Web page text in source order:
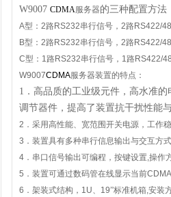
W9007 CDMA服务器的三种配置方法
A型： 2路RS232串行信号， 2路RS422/
B型： 2路RS232串行信号， 2路RS422/
C型： 1路RS232串行信号， 1路RS422/
W9007CDMA服务器装置的特点：
1 ．高品质的工业级元件，高水准
调节器件，提高了装置抗干扰性能
2 ．采用高性能、宽范围开关电源，工作
3 ．装置具有多种串行信息输出与交互方
4 ．串口信号输出可编程，按键设置,操作
5 ．装置可通过数码管在线显示当前CDMA
6 ．架装式结构， 1U、 19”标准机箱,安装